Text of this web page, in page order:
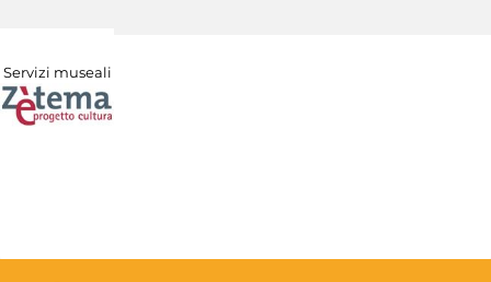
Servizi museali